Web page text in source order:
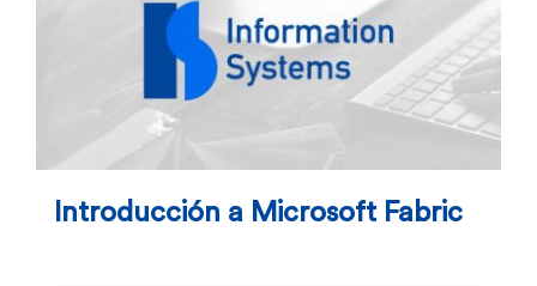
Introducción a Microsoft Fabric